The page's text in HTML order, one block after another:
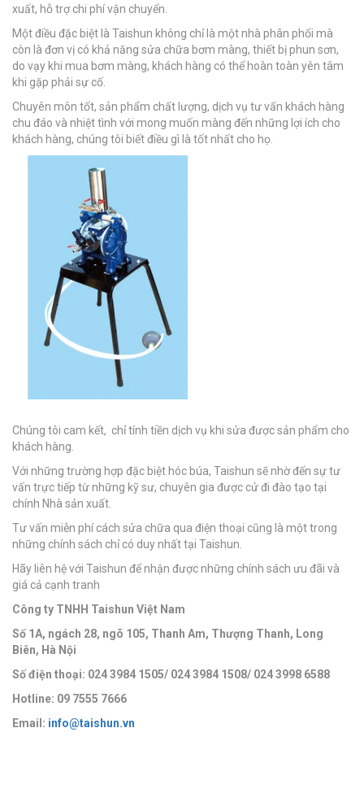
xuất, hỗ trợ chi phí vận chuyển.
Một điều đặc biệt là Taishun không chỉ là một nhà phân phối mà
còn là đơn vị có khả năng sửa chữa bơm màng, thiết bị phun sơn,
do vạy khi mua bơm màng, khách hàng có thể hoàn toàn yên tâm
khi gặp phải sự cố.
Chuyên môn tốt, sản phẩm chất lượng, dịch vụ tư vấn khách hàng
chu đáo và nhiệt tình với mong muốn màng đến những lợi ích cho
khách hàng, chúng tôi biết điều gì là tốt nhất cho họ.
Chúng tôi cam kết, chỉ tính tiền dịch vụ khi sửa được sản phẩm cho
khách hàng.
Với những trường hợp đặc biệt hóc búa, Taishun sẽ nhờ đến sự tư
vấn trực tiếp từ những kỹ sư, chuyên gia được cử đi đào tạo tại
chính Nhà sản xuất.
Tư vấn miễn phí cách sửa chữa qua điện thoại cũng là một trong
những chính sách chỉ có duy nhất tại Taishun.
Hãy liên hệ với Taishun để nhận được những chính sách ưu đãi và
giá cả cạnh tranh
Công ty TNHH Taishun Việt Nam
Số 1A, ngách 28, ngõ 105, Thanh Am, Thượng Thanh, Long
Biên, Hà Nội
Số điện thoại: 024 3984 1505/ 024 3984 1508/ 024 3998 6588
Hotline: 09 7555 7666
Email: info@taishun.vn